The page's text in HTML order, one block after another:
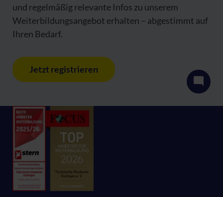
und regelmäßig relevante Infos zu unserem
Weiterbildungsangebot erhalten – abgestimmt auf
Ihren Bedarf.
Jetzt registrieren